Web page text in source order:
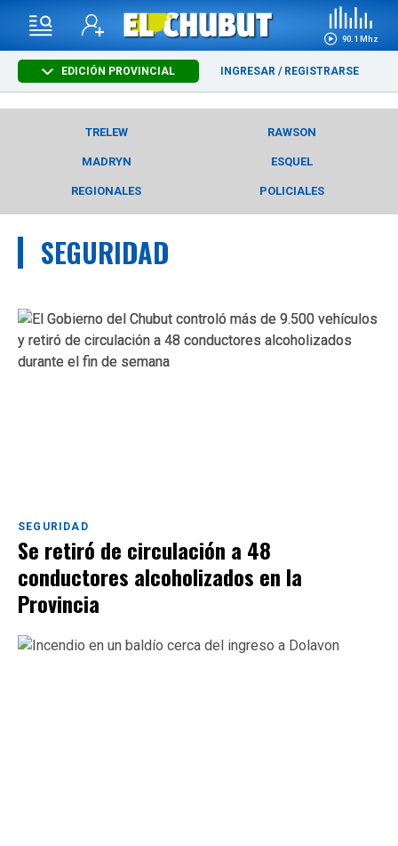
90.1 Mhz
EDICIÓN PROVINCIAL INGRESAR / REGISTRARSE
TRELEW RAWSON
MADRYN ESQUEL
REGIONALES POLICIALES
SEGURIDAD
SEGURIDAD
Se retiró de circulación a 48
conductores alcoholizados en la
Provincia